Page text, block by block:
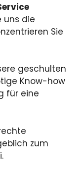
uns die
Sie
geschulten
Know-how
für eine
zum